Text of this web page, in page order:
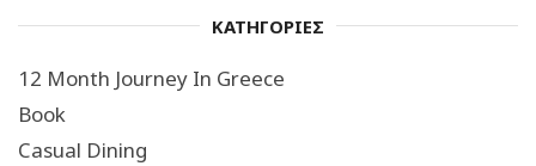
ΚΑΤΗΓΟΡΙΕΣ
12 Month Journey In Greece
Book
Casual Dining